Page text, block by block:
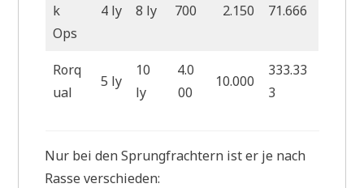
k
Ops
4 ly 8 ly 700 2.150 71.666
Rorq
ual
5 ly
10
ly
4.0
00
10.000
333.33
3
Nur bei den Sprungfrachtern ist er je nach
Rasse verschieden: